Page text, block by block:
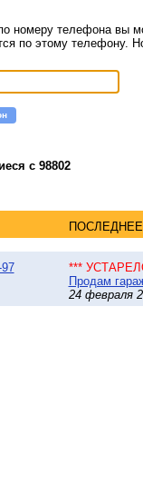
номеру телефона вы
по этому телефону.
с 98802
***
Продам
24 февраля